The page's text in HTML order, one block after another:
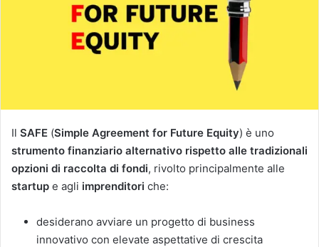
Il SAFE (Simple Agreement for Future Equity) è uno
strumento finanziario alternativo rispetto alle tradizionali
opzioni di raccolta di fondi, rivolto principalmente alle
startup e agli imprenditori che:
desiderano avviare un progetto di business
innovativo con elevate aspettative di crescita